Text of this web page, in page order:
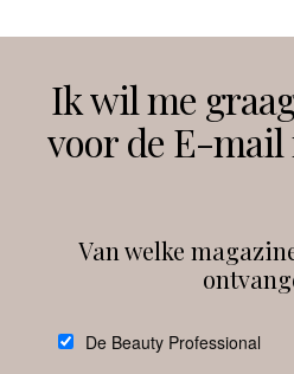
Instagram
Ik wil me
voor de E-
Van welke
De Beauty Professional